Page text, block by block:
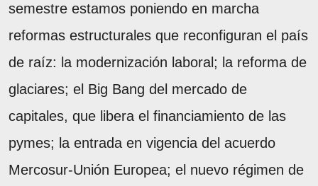
semestre estamos poniendo en marcha
reformas estructurales que reconfiguran el país
de raíz: la modernización laboral; la reforma de
glaciares; el Big Bang del mercado de
capitales, que libera el financiamiento de las
pymes; la entrada en vigencia del acuerdo
Mercosur-Unión Europea; el nuevo régimen de